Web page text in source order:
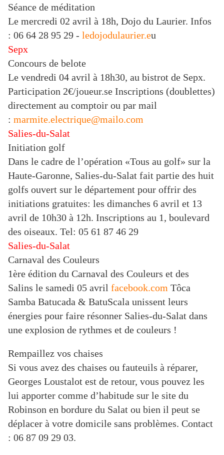
Séance de méditation
Le mercredi 02 avril à 18h, Dojo du Laurier. Infos
: 06 64 28 95 29 - ledojodulaurier.eu
Sepx
Concours de belote
Le vendredi 04 avril à 18h30, au bistrot de Sepx.
Participation 2€/joueur.se Inscriptions (doublettes)
directement au comptoir ou par mail
: marmite.electrique@mailo.com
Salies-du-Salat
Initiation golf
Dans le cadre de l’opération «Tous au golf» sur la
Haute-Garonne, Salies-du-Salat fait partie des huit
golfs ouvert sur le département pour offrir des
initiations gratuites: les dimanches 6 avril et 13
avril de 10h30 à 12h. Inscriptions au 1, boulevard
des oiseaux. Tel: 05 61 87 46 29
Salies-du-Salat
Carnaval des Couleurs
1ère édition du Carnaval des Couleurs et des
Salins le samedi 05 avril facebook.com Tôca
Samba Batucada & BatuScala unissent leurs
énergies pour faire résonner Salies-du-Salat dans
une explosion de rythmes et de couleurs !
Rempaillez vos chaises
Si vous avez des chaises ou fauteuils à réparer,
Georges Loustalot est de retour, vous pouvez les
lui apporter comme d’habitude sur le site du
Robinson en bordure du Salat ou bien il peut se
déplacer à votre domicile sans problèmes. Contact
: 06 87 09 29 03.